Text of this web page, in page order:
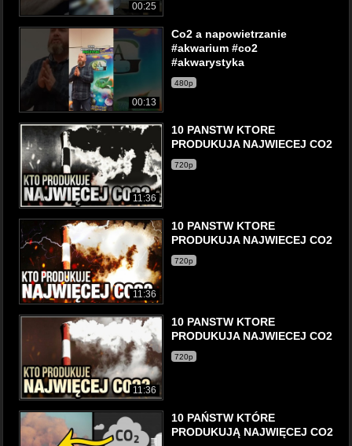
00:25
00:13
Co2 a napowietrzanie
#akwarium #co2
#akwarystyka
480p
11:36
10 PANSTW KTORE
PRODUKUJA NAJWIECEJ CO2
720p
11:36
10 PANSTW KTORE
PRODUKUJA NAJWIECEJ CO2
720p
11:36
10 PANSTW KTORE
PRODUKUJA NAJWIECEJ CO2
720p
10 PAŃSTW KTÓRE
PRODUKUJĄ NAJWIĘCEJ CO2